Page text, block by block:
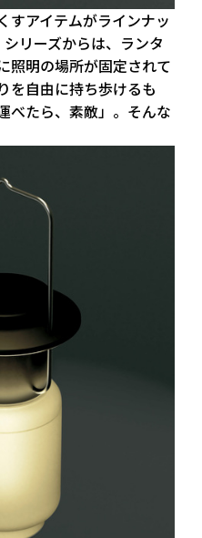
すアイテムがラインナッ
リーズからは、ランタ
照明の場所が固定されて
を自由に持ち歩けるも
べたら、素敵」。そんな